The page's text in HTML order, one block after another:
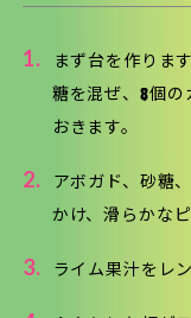
1.
まず台を作りま
糖を混ぜ、8個の
おきます。
2.
アボガド、砂糖
かけ、滑らかな
3. ライム果汁をレ